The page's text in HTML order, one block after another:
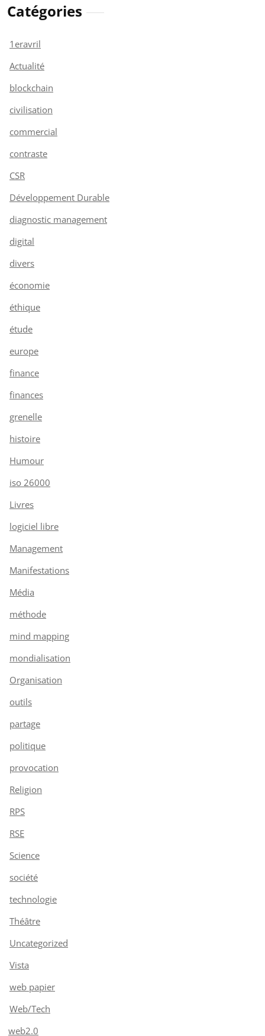
Catégories
1eravril
Actualité
blockchain
civilisation
commercial
contraste
CSR
Développement Durable
diagnostic management
digital
divers
économie
éthique
étude
europe
finance
finances
grenelle
histoire
Humour
iso 26000
Livres
logiciel libre
Management
Manifestations
Média
méthode
mind mapping
mondialisation
Organisation
outils
partage
politique
provocation
Religion
RPS
RSE
Science
société
technologie
Théâtre
Uncategorized
Vista
web papier
Web/Tech
web2.0